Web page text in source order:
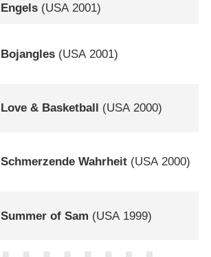
Engels (USA2001)
Bojangles (USA2001)
Love & Basketball (USA2000)
Schmerzende Wahrheit (USA2000)
Summer of Sam (USA 1999)